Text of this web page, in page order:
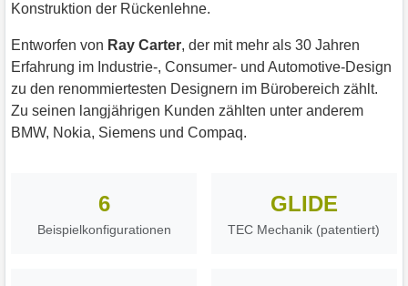
Konstruktion der Rückenlehne.
Entworfen von Ray Carter, der mit mehr als 30 Jahren
Erfahrung im Industrie-, Consumer- und Automotive-Design
zu den renommiertesten Designern im Bürobereich zählt.
Zu seinen langjährigen Kunden zählten unter anderem
BMW, Nokia, Siemens und Compaq.
6
Beispielkonfigurationen
GLIDE
TEC Mechanik (patentiert)